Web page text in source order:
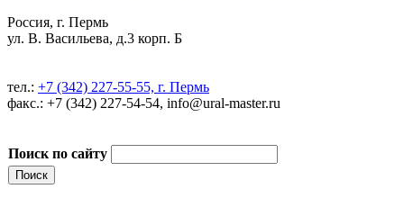
Россия, г. Пермь
ул. В. Васильева, д.3 корп. Б
тел.: +7 (342) 227-55-55, г. Пермь
факс.: +7 (342) 227-54-54, info@ural-master.ru
Поиск по сайту